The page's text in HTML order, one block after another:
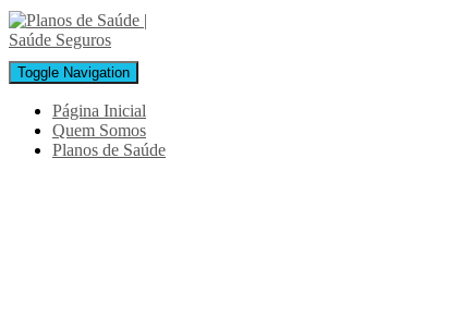
Toggle Navigation
Página Inicial
Quem Somos
Planos de Saúde